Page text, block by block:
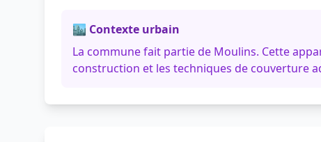
🏙️ Contexte urbain
La commune fait partie de Moulins. Cette
construction et les techniques de couverture